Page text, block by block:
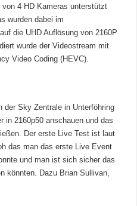
4 HD Kameras unterstützt
wurden dabei im
die UHD Auflösung von 2160P
wurde der Videostream mit
Video Coding (HEVC).
Sky Zentrale in Unterföhring
in 2160p50 anschauen und das
Der erste Live Test ist laut
das man das erste Live Event
und man ist sich sicher das
könnten. Dazu Brian Sullivan,